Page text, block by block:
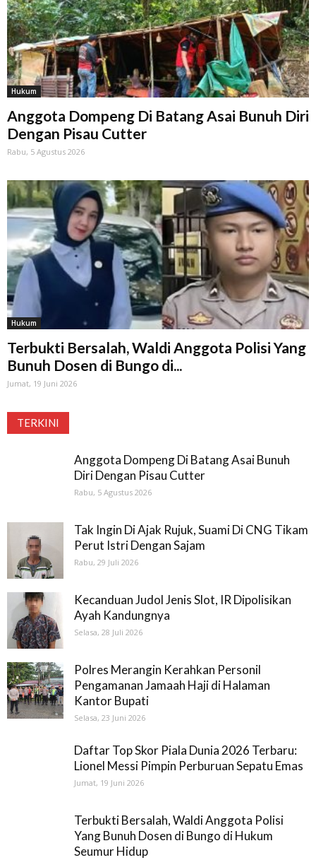
Hukum
Anggota Dompeng Di Batang Asai Bunuh Diri
Dengan Pisau Cutter
Rabu, 5 Agustus 2026
Hukum
Terbukti Bersalah, Waldi Anggota Polisi Yang
Bunuh Dosen di Bungo di...
Jumat, 19 Juni 2026
TERKINI
Anggota Dompeng Di Batang Asai Bunuh
Diri Dengan Pisau Cutter
Rabu, 5 Agustus 2026
Tak Ingin Di Ajak Rujuk, Suami Di CNG Tikam
Perut Istri Dengan Sajam
Rabu, 29 Juli 2026
Kecanduan Judol Jenis Slot, IR Dipolisikan
Ayah Kandungnya
Selasa, 28 Juli 2026
Polres Merangin Kerahkan Personil
Pengamanan Jamaah Haji di Halaman
Kantor Bupati
Selasa, 23 Juni 2026
Daftar Top Skor Piala Dunia 2026 Terbaru:
Lionel Messi Pimpin Perburuan Sepatu Emas
Jumat, 19 Juni 2026
Terbukti Bersalah, Waldi Anggota Polisi
Yang Bunuh Dosen di Bungo di Hukum
Seumur Hidup